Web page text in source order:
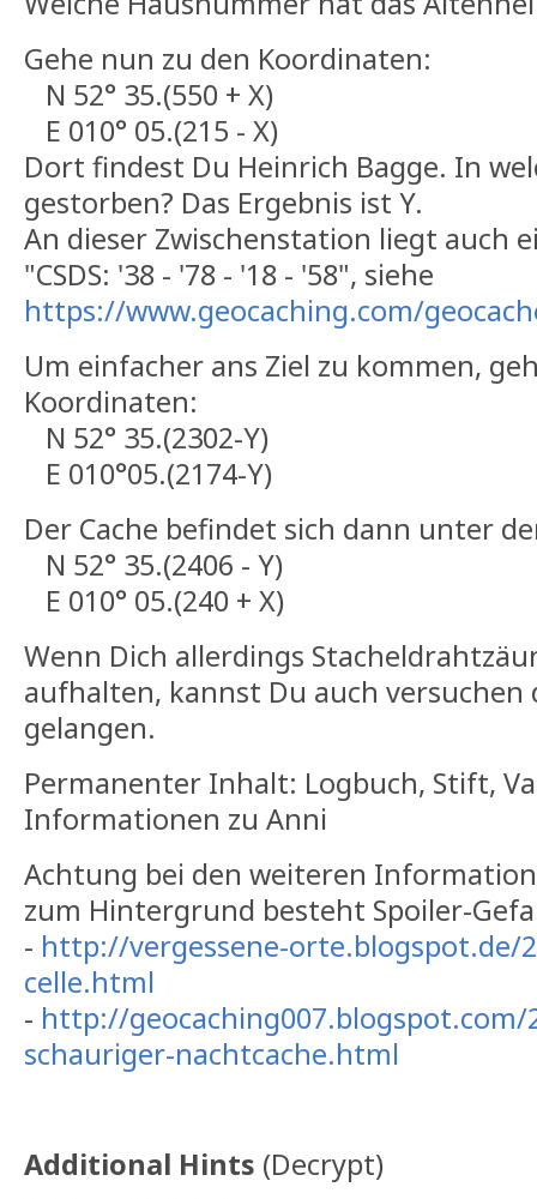
Gehe nun zu den Koordinaten:
N 52° 35.(550 + X)
E 010° 05.(215 - X)
Dort findest Du Heinrich Bagge. In
gestorben? Das Ergebnis ist Y.
An dieser Zwischenstation liegt auch
"CSDS: '38 - '78 - '18 - '58", siehe
https://www.geocaching.com/
Um einfacher ans Ziel zu kommen,
Koordinaten:
N 52° 35.(2302-Y)
E 010°05.(2174-Y)
Der Cache befindet sich dann unter
N 52° 35.(2406 - Y)
E 010° 05.(240 + X)
Wenn Dich allerdings
aufhalten, kannst Du auch versuchen
gelangen.
Permanenter Inhalt: Logbuch, Stift,
Informationen zu Anni
Achtung bei den weiteren
zum Hintergrund besteht Spoiler-
- http://vergessene-orte.blogspot.de/
celle.html
- http://
schauriger-nachtcache.html
Additional Hints (Decrypt)